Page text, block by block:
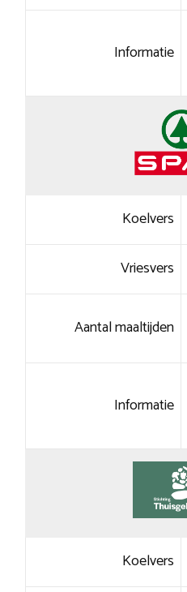
Informatie
Koelvers
Vriesvers
Aantal maaltijden
Informatie
Koelvers